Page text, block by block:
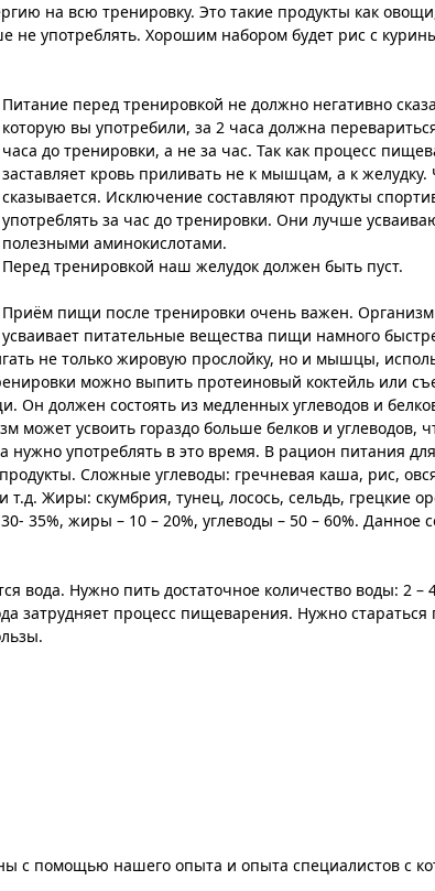
на всю тренировку. Это такие продукты как
не употреблять. Хорошим набором будет рис с
Питание перед тренировкой не должно негативно
которую вы употребили, за 2 часа должна
часа до тренировки, а не за час. Так как процесс
заставляет кровь приливать не к мышцам, а к
сказывается. Исключение составляют продукты
употреблять за час до тренировки. Они лучше
полезными аминокислотами.
Перед тренировкой наш желудок должен быть пуст.
Приём пищи после тренировки очень важен.
усваивает питательные вещества пищи намного
не только жировую прослойку, но и мышцы,
можно выпить протеиновый коктейль или
должен состоять из медленных углеводов и
может усвоить гораздо больше белков и углеводов,
нужно употреблять в это время. В рацион питания
Сложные углеводы: гречневая каша, рис,
Жиры: скумбрия, тунец, лосось, сельдь, грецкие
35%, жиры – 10 – 20%, углеводы – 50 – 60%.
Нужно пить достаточное количество воды: 2 –
затрудняет процесс пищеварения. Нужно
с помощью нашего опыта и опыта специалистов с